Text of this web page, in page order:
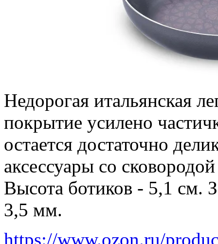
Недорогая итальянская
покрытие усилено
остается достаточно
аксессуары со
Высота ботиков - 5,1 см.
3,5 мм.
https://www.ozon.ru/